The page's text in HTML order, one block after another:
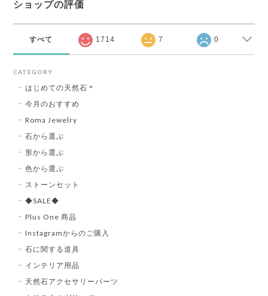
ショップの評価
すべて 1714 7 0
CATEGORY
はじめての天然石＊
今月のおすすめ
Roma Jewelry
石から選ぶ
形から選ぶ
色から選ぶ
ストーンセット
◆SALE◆
Plus One 商品
Instagramからのご購入
石に関する道具
インテリア用品
天然石アクセサリーパーツ